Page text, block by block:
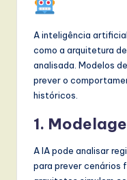
A inteligência
como a arquitetura
analisada. Modelos
prever o
históricos.
1.
A IA pode analisar
para prever cenários